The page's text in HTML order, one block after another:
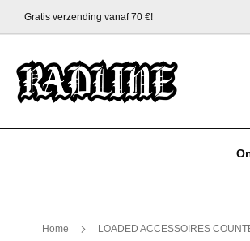
Ga
inhoud
Gratis verzending vanaf 70 €!
Home LOADED ACCESSOIRES